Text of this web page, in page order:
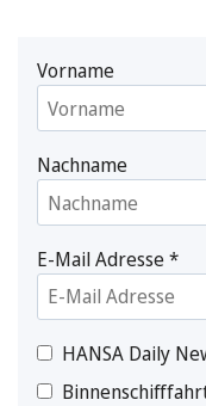
Vorname
Nachname
E-Mail Adresse*
HANSA Daily